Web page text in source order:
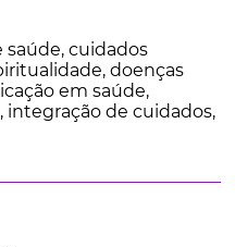
saúde, cuidados
doenças
em saúde,
de cuidados,